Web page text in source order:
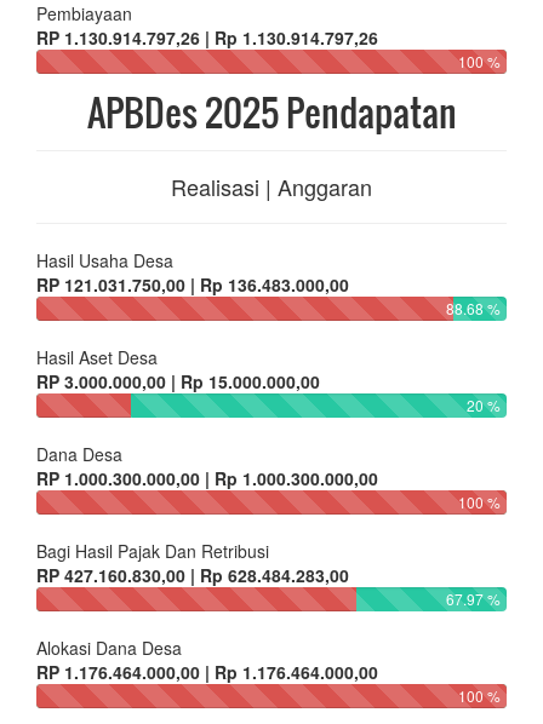
Pembiayaan
RP 1.130.914.797,26 | Rp 1.130.914.797,26
100 %
APBDes 2025 Pendapatan
Realisasi | Anggaran
Hasil Usaha Desa
RP 121.031.750,00 | Rp 136.483.000,00
88.68 %
Hasil Aset Desa
RP 3.000.000,00 | Rp 15.000.000,00
20 %
Dana Desa
RP 1.000.300.000,00 | Rp 1.000.300.000,00
100 %
Bagi Hasil Pajak Dan Retribusi
RP 427.160.830,00 | Rp 628.484.283,00
67.97 %
Alokasi Dana Desa
RP 1.176.464.000,00 | Rp 1.176.464.000,00
100 %